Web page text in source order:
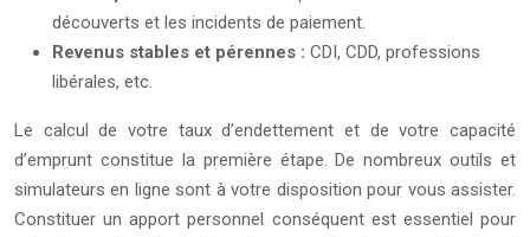
découverts et les incidents de paiement.
Revenus stables et pérennes : CDI, CDD, professions
libérales, etc.
Le calcul de votre taux d’endettement et de votre capacité
d’emprunt constitue la première étape. De nombreux outils et
simulateurs en ligne sont à votre disposition pour vous assister.
Constituer un apport personnel conséquent est essentiel pour